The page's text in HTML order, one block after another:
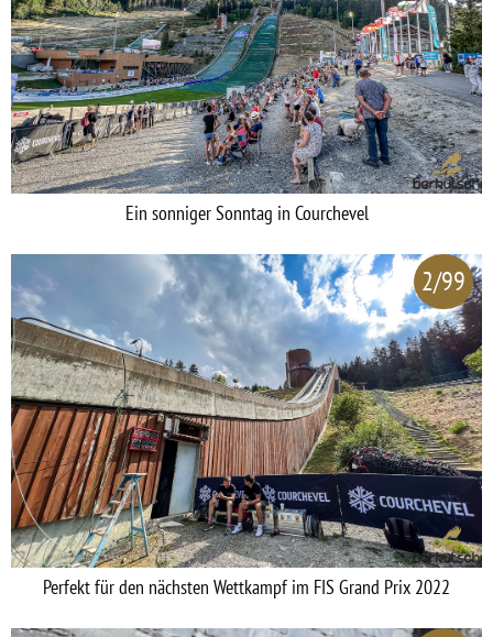
Ein sonniger Sonntag in Courchevel
2/99
Perfekt für den nächsten Wettkampf im FIS Grand Prix 2022